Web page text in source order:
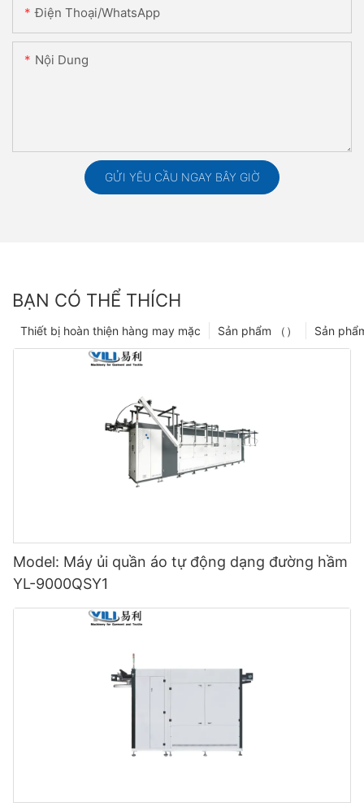
Điện Thoại/WhatsApp
Nội Dung
GỬI YÊU CẦU NGAY BÂY GIỜ
BẠN CÓ THỂ THÍCH
Sản
Sản phẩm （）
Thiết bị hoàn thiện hàng may mặc
Model: Máy ủi quần áo tự động dạng đường hầm
YL-9000QSY1